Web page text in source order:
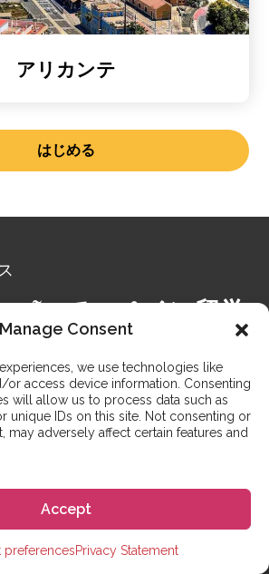
Manage Consent
we use technologies like
or access device information. Consenting
will allow us to process data such as
unique IDs on this site. Not consenting or
may adversely affect certain features and
Accept
preferencesPrivacy Statement
アリカンテ
はじめる
でスペイン留学
、世界中の何千人もの人々がスペイ
夢を叶えるお手伝いをしてきまし
ン留学から学士号取得コースまで、
ビザの取得、滞在先の手配、スペイ
行けない方や、スペインでの生活へ
じめたい方へのために、スペイン語
ラインコースもご用意しています。